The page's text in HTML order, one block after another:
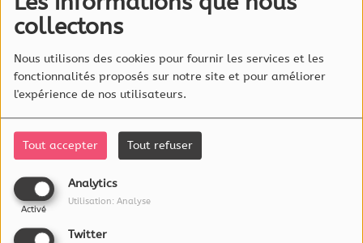
collectons
Nous utilisons des cookies pour fournir les services et les
fonctionnalités proposés sur notre site et pour améliorer
l'expérience de nos utilisateurs.
Tout accepter Tout refuser
Analytics
Activé
Utilisation: Analyse
Twitter
16h dans Happy Lux Hours !
En collaboration avec
Janette Magazine..., "le mag
féminin" numéro 1 au
Luxembourg.
À PROPOS